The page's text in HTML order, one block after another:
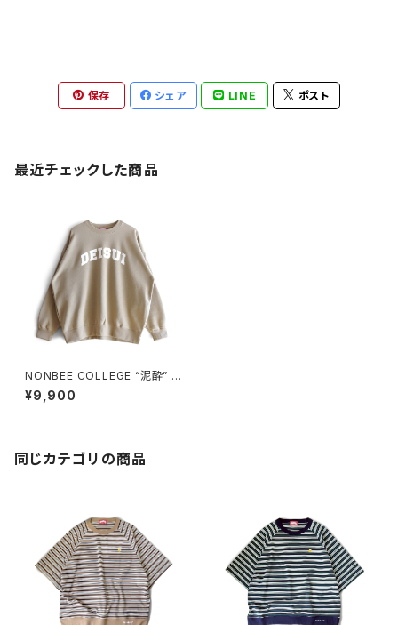
保存 シェア LINE ポスト
最近チェックした商品
NONBEE COLLEGE “泥酔” L
OGO SWEAT beige/white
¥9,900
同じカテゴリの商品